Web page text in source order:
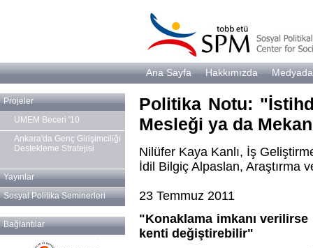
Ana Sayfa Hakkımızda Medyada
Projeler
UMEM Beceri '10
Ankara'da Genç Girişimciliği
Destekleme Stratejisi
Yayınlar
Sosyal Politika Seminerleri
Bağlantılar
Politika Notu:
Mesleği ya da
Nilüfer Kaya Kanlı, İş
İdil Bilgiç Alpaslan, Araştırma
23 Temmuz 2011
"Konaklama imkanı
kenti değiştirebilir"